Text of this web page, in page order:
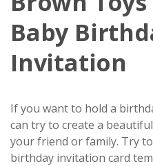
Baby
Invitation
If you want to hold a
can try to create a
your friend or family. Try
birthday invitation card